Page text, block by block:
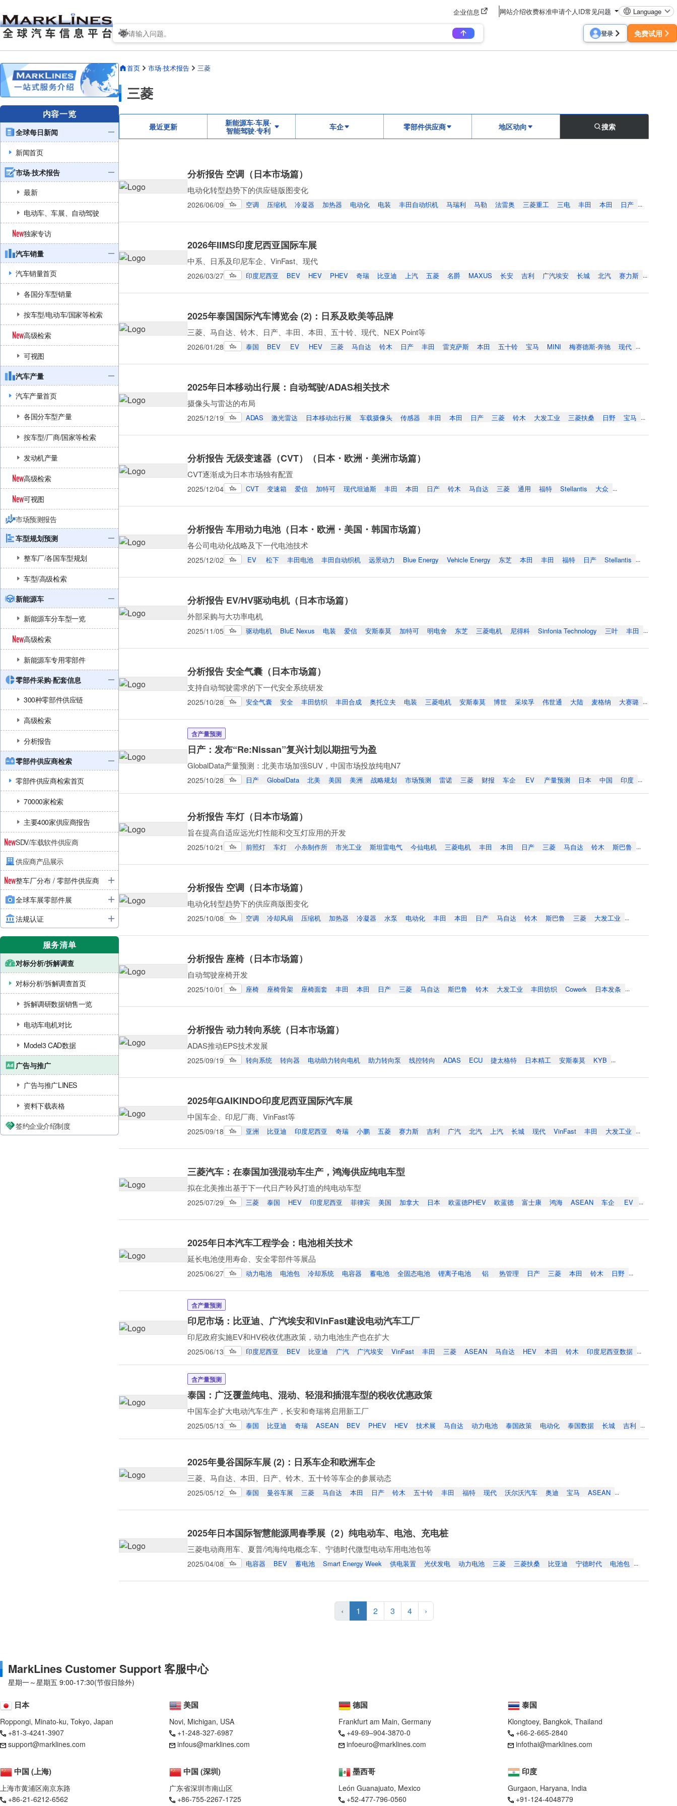
企业信息 网站介绍收费标准申请个人ID常见问题 Language
登录 免费试用
内容一览
全球每日新闻
新闻首页
市场·技术报告
最新
电动车、车展、自动驾驶
独家专访
汽车销量
汽车销量首页
各国分车型销量
按车型/电动车/国家等检索
高级检索
可视图
汽车产量
汽车产量首页
各国分车型产量
按车型/厂商/国家等检索
发动机产量
高级检索
可视图
市场预测报告
车型规划预测
整车厂/各国车型规划
车型/高级检索
新能源车
新能源车分车型一览
高级检索
新能源车专用零部件
零部件采购·配套信息
300种零部件供应链
高级检索
分析报告
零部件供应商检索
零部件供应商检索首页
70000家检索
主要400家供应商报告
SDV/车载软件供应商
供应商产品展示
整车厂分布 / 零部件供应商
全球车展零部件展
法规认证
服务清单
对标分析/拆解调查
对标分析/拆解调查首页
拆解调研数据销售一览
电动车电机对比
Model3 CAD数据
广告与推广
广告与推广LINES
资料下载表格
签约企业介绍制度
首页 市场·技术报告 三菱
三菱
最近更新
新能源车·车展·
智能驾驶·专利
车企 零部件供应商 地区动向 搜索
分析报告 空调（日本市场篇）
电动化转型趋势下的供应链版图变化
2026/06/09 空调 压缩机 冷凝器 加热器 电动化 电装 丰田自动织机 马瑞利 马勒 法雷奥 三菱重工 三电 丰田 本田 日产 ...
2026年IIMS印度尼西亚国际车展
中系、日系及印尼车企、VinFast、现代
2026/03/27 印度尼西亚 BEV HEV PHEV 奇瑞 比亚迪 上汽 五菱 名爵 MAXUS 长安 吉利 广汽埃安 长城 北汽 赛力斯 ...
2025年泰国国际汽车博览会 (2)：日系及欧美等品牌
三菱、马自达、铃木、日产、丰田、本田、五十铃、现代、NEX Point等
2026/01/28 泰国 BEV EV HEV 三菱 马自达 铃木 日产 丰田 雷克萨斯 本田 五十铃 宝马 MINI 梅赛德斯-奔驰 现代 ...
2025年日本移动出行展：自动驾驶/ADAS相关技术
摄像头与雷达的布局
2025/12/19 ADAS 激光雷达 日本移动出行展 车载摄像头 传感器 丰田 本田 日产 三菱 铃木 大发工业 三菱扶桑 日野 宝马 ...
分析报告 无级变速器（CVT）（日本・欧洲・美洲市场篇）
CVT逐渐成为日本市场独有配置
2025/12/04 CVT 变速箱 爱信 加特可 现代坦迪斯 丰田 本田 日产 铃木 马自达 三菱 通用 福特 Stellantis 大众 ...
分析报告 车用动力电池（日本・欧洲・美国・韩国市场篇）
各公司电动化战略及下一代电池技术
2025/12/02 EV 松下 丰田电池 丰田自动织机 远景动力 Blue Energy Vehicle Energy 东芝 本田 丰田 福特 日产 Stellantis ...
分析报告 EV/HV驱动电机（日本市场篇）
外部采购与大功率电机
2025/11/05 驱动电机 BluE Nexus 电装 爱信 安斯泰莫 加特可 明电舍 东芝 三菱电机 尼得科 Sinfonia Technology 三叶 丰田 ...
分析报告 安全气囊（日本市场篇）
支持自动驾驶需求的下一代安全系统研发
2025/10/28 安全气囊 安全 丰田纺织 丰田合成 奥托立夫 电装 三菱电机 安斯泰莫 博世 采埃孚 伟世通 大陆 麦格纳 大赛璐 ...
含产量预测
日产：发布“Re:Nissan”复兴计划以期扭亏为盈
GlobalData产量预测：北美市场加强SUV，中国市场投放纯电N7
2025/10/28 日产 GlobalData 北美 美国 美洲 战略规划 市场预测 雷诺 三菱 财报 车企 EV 产量预测 日本 中国 印度 ...
分析报告 车灯（日本市场篇）
旨在提高自适应远光灯性能和交互灯应用的开发
2025/10/21 前照灯 车灯 小糸制作所 市光工业 斯坦雷电气 今仙电机 三菱电机 丰田 本田 日产 三菱 马自达 铃木 斯巴鲁 ...
分析报告 空调（日本市场篇）
电动化转型趋势下的供应商版图变化
2025/10/08 空调 冷却风扇 压缩机 加热器 冷凝器 水泵 电动化 丰田 本田 日产 马自达 铃木 斯巴鲁 三菱 大发工业 ...
分析报告 座椅（日本市场篇）
自动驾驶座椅开发
2025/10/01 座椅 座椅骨架 座椅面套 丰田 本田 日产 三菱 马自达 斯巴鲁 铃木 大发工业 丰田纺织 Cowerk 日本发条 ...
分析报告 动力转向系统（日本市场篇）
ADAS推动EPS技术发展
2025/09/19 转向系统 转向器 电动助力转向电机 助力转向泵 线控转向 ADAS ECU 捷太格特 日本精工 安斯泰莫 KYB ...
2025年GAIKINDO印度尼西亚国际汽车展
中国车企、印尼厂商、VinFast等
2025/09/18 亚洲 比亚迪 印度尼西亚 奇瑞 小鹏 五菱 赛力斯 吉利 广汽 北汽 上汽 长城 现代 VinFast 丰田 大发工业 ...
三菱汽车：在泰国加强混动车生产，鸿海供应纯电车型
拟在北美推出基于下一代日产聆风打造的纯电动车型
2025/07/29 三菱 泰国 HEV 印度尼西亚 菲律宾 美国 加拿大 日本 欧蓝德PHEV 欧蓝德 富士康 鸿海 ASEAN 车企 EV ...
2025年日本汽车工程学会：电池相关技术
延长电池使用寿命、安全零部件等展品
2025/06/27 动力电池 电池包 冷却系统 电容器 蓄电池 全固态电池 锂离子电池 铝 热管理 日产 三菱 本田 铃木 日野 ...
含产量预测
印尼市场：比亚迪、广汽埃安和VinFast建设电动汽车工厂
印尼政府实施EV和HV税收优惠政策，动力电池生产也在扩大
2025/06/13 印度尼西亚 BEV 比亚迪 广汽 广汽埃安 VinFast 丰田 三菱 ASEAN 马自达 HEV 本田 铃木 印度尼西亚数据 ...
含产量预测
泰国：广泛覆盖纯电、混动、轻混和插混车型的税收优惠政策
中国车企扩大电动汽车生产，长安和奇瑞将启用新工厂
2025/05/13 泰国 比亚迪 奇瑞 ASEAN BEV PHEV HEV 技术展 马自达 动力电池 泰国政策 电动化 泰国数据 长城 吉利 ...
2025年曼谷国际车展 (2)：日系车企和欧洲车企
三菱、马自达、本田、日产、铃木、五十铃等车企的参展动态
2025/05/12 泰国 曼谷车展 三菱 马自达 本田 日产 铃木 五十铃 丰田 福特 现代 沃尔沃汽车 奥迪 宝马 ASEAN ...
2025年日本国际智慧能源周春季展（2）纯电动车、电池、充电桩
三菱电动商用车、夏普/鸿海纯电概念车、宁德时代微型电动车用电池包等
2025/04/08 电容器 BEV 蓄电池 Smart Energy Week 供电装置 光伏发电 动力电池 三菱 三菱扶桑 比亚迪 宁德时代 电池包 ...
‹ 1 2 3 4 ›
MarkLines Customer Support 客服中心
星期一～星期五 9:00-17:30(节假日除外)
日本
Roppongi, Minato-ku, Tokyo, Japan
+81-3-4241-3907
support@marklines.com
美国
Novi, Michigan, USA
+1-248-327-6987
infous@marklines.com
墨西哥
León Guanajuato, Mexico
+52-477-796-0560
德国
Frankfurt am Main, Germany
+49-69–904-3870-0
infoeuro@marklines.com
中国 (上海)
上海市黄浦区南京东路
+86-21-6212-6562
中国 (深圳)
广东省深圳市南山区
+86-755-2267-1725
泰国
Klongtoey, Bangkok, Thailand
+66-2-665-2840
infothai@marklines.com
印度
Gurgaon, Haryana, India
+91-124-4048779